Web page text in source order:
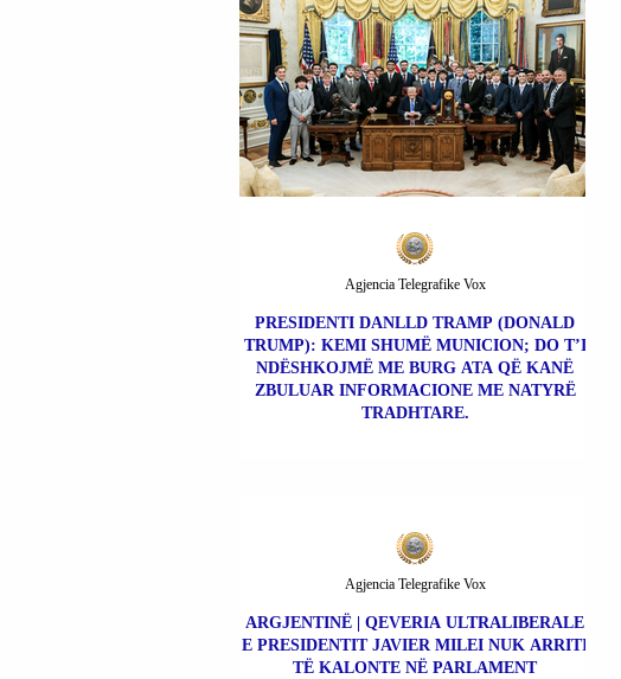
PRESIDENTI DANLLD TRAMP (DONALD
TRUMP): KEMI SHUMË MUNICION; DO T’I
NDËSHKOJMË ME BURG ATA QË KANË
ZBULUAR INFORMACIONE ME NATYRË
TRADHTARE.
Agjencia Telegrafike Vox
ARGJENTINË | QEVERIA ULTRALIBERALE
E PRESIDENTIT JAVIER MILEI NUK ARRITI
TË KALONTE NË PARLAMENT
Agjencia Telegrafike Vox